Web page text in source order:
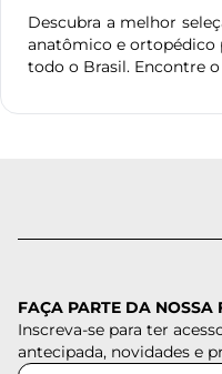
Descubra a melhor
anatômico e ortopédico
todo o Brasil. Encontre
FAÇA PARTE DA NOSSA
Inscreva-se para ter
antecipada, novidades e